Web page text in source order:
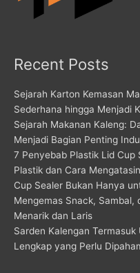
Recent Posts
Sejarah Karton Kemasan
Sederhana hingga Menjadi
Sejarah Makanan Kaleng:
Menjadi Bagian Penting
7 Penyebab Plastik Lid Cup
Plastik dan Cara
Cup Sealer Bukan Hanya
Mengemas Snack, Sambal,
Menarik dan Laris
Sarden Kalengan
Lengkap yang Perlu